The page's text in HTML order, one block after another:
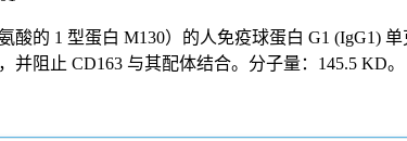
酸的 1 型蛋白 M130）的人免疫球蛋白 G1 (IgG1)
阻止 CD163 与其配体结合。分子量：145.5 KD。